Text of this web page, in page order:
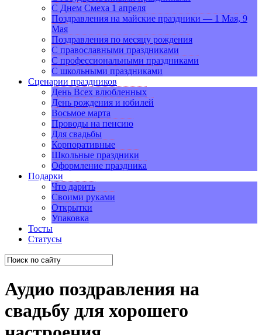
С Днем Смеха 1 апреля
Поздравления на майские праздники — 1 Мая, 9
Мая
Поздравления по месяцу рождения
С православными праздниками
С профессиональными праздниками
С школьными праздниками
Сценарии праздников
День Всех влюбленных
День рождения и юбилей
Восьмое марта
Проводы на пенсию
Для свадьбы
Корпоративные
Школьные праздники
Оформление праздника
Подарки
Что дарить
Своими руками
Открытки
Упаковка
Тосты
Статусы
Аудио поздравления на
свадьбу для хорошего